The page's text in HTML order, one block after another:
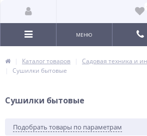
МЕНЮ
Каталог товаров
Садовая техника и
Сушилки бытовые
Сушилки бытовые
Подобрать товары по параметрам